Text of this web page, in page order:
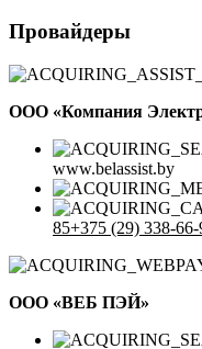
Провайдеры
ООО «Компания
www.belassist.by
85+375 (29) 338-66-
ООО «ВЕБ ПЭЙ»